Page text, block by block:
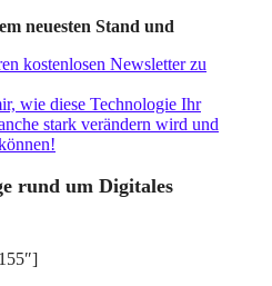
neuesten Stand und
kostenlosen Newsletter zu
wie diese Technologie Ihr
stark verändern wird und
rund um Digitales